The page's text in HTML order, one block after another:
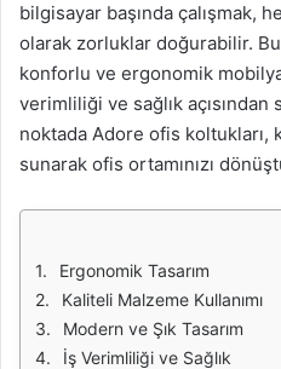
bilgisayar başında çalışmak,
olarak zorluklar doğurabilir.
konforlu ve ergonomik
verimliliği ve sağlık
noktada Adore ofis koltukları,
sunarak ofis ortamınızı
Ergonomik Tasarım
Kaliteli Malzeme Kullanımı
Modern ve Şık Tasarım
İş Verimliliği ve Sağlık